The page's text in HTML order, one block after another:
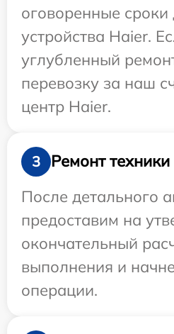
оговоренные
устройства Haier.
углубленный
перевозку за наш
центр Haier.
3
Ремонт техники
После детального
предоставим на
окончательный
выполнения и
операции.